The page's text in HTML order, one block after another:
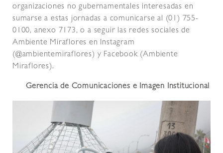
organizaciones no gubernamentales interesadas en
sumarse a estas jornadas a comunicarse al (01) 755-
0100, anexo 7173, o a seguir las redes sociales de
Ambiente Miraflores en Instagram
(@ambientemiraflores) y Facebook (Ambiente
Miraflores).
Gerencia de Comunicaciones e Imagen Institucional